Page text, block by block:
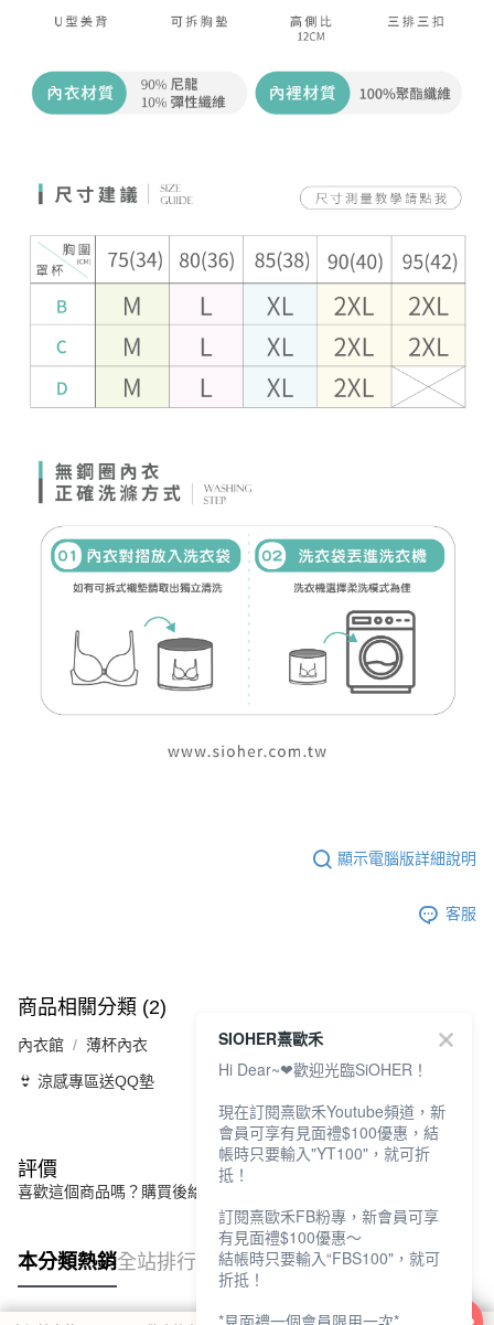
顯示電腦版詳細說明
客服
商品相關分類 (2)
內衣館 薄杯內衣
👙 涼感專區送QQ墊
評價
喜歡這個商品嗎？購買後給他一個好評吧
本分類熱銷全站排行
SIOHER熹歐禾
Hi Dear~❤歡迎光臨SiOHER！
現在訂閱熹歐禾Youtube頻道，新
會員可享有見面禮$100優惠，結
帳時只要輸入"YT100"，就可折
抵！
訂閱熹歐禾FB粉專，新會員可享
有見面禮$100優惠～
結帳時只要輸入“FBS100"，就可
折抵！
*見面禮一個會員限用一次*